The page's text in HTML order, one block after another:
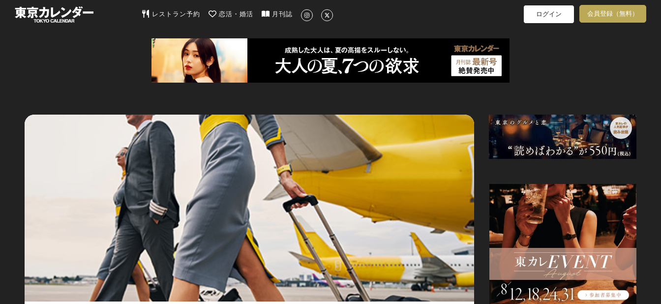
東京カレンダー | 最新のグルメ、洗練されたライフスタイル情報
レストラン予約 恋活・婚活 月刊誌 ログイン 会員登録（無料）